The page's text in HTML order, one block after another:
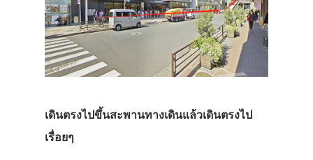
เดินตรงไปขึ้นสะพานทางเดินแล้วเดินตรงไป
เรื่อยๆ